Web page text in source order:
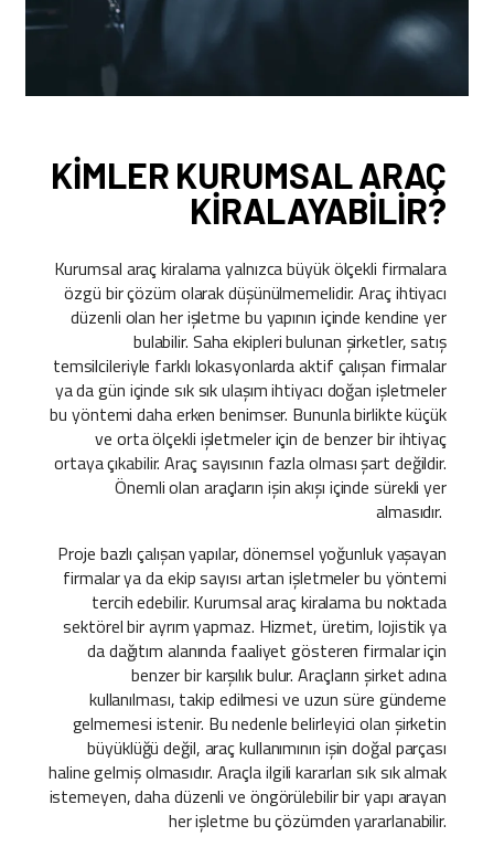
KIMLER KURUMSAL ARAÇ
KIRALAYABILIR?
Kurumsal araç kiralama yalnızca büyük ölçekli firmalara
özgü bir çözüm olarak düşünülmemelidir. Araç ihtiyacı
düzenli olan her işletme bu yapının içinde kendine yer
bulabilir. Saha ekipleri bulunan şirketler, satış
temsilcileriyle farklı lokasyonlarda aktif çalışan firmalar
ya da gün içinde sık sık ulaşım ihtiyacı doğan işletmeler
bu yöntemi daha erken benimser. Bununla birlikte küçük
ve orta ölçekli işletmeler için de benzer bir ihtiyaç
ortaya çıkabilir. Araç sayısının fazla olması şart değildir.
Önemli olan araçların işin akışı içinde sürekli yer
almasıdır.
Proje bazlı çalışan yapılar, dönemsel yoğunluk yaşayan
firmalar ya da ekip sayısı artan işletmeler bu yöntemi
tercih edebilir. Kurumsal araç kiralama bu noktada
sektörel bir ayrım yapmaz. Hizmet, üretim, lojistik ya
da dağıtım alanında faaliyet gösteren firmalar için
benzer bir karşılık bulur. Araçların şirket adına
kullanılması, takip edilmesi ve uzun süre gündeme
gelmemesi istenir. Bu nedenle belirleyici olan şirketin
büyüklüğü değil, araç kullanımının işin doğal parçası
haline gelmiş olmasıdır. Araçla ilgili kararları sık sık almak
istemeyen, daha düzenli ve öngörülebilir bir yapı arayan
her işletme bu çözümden yararlanabilir.